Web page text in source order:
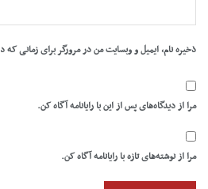
ذخیره نام، ایمیل و وبسایت من در مرورگر برای زمانی که
مرا از دیدگاه‌های پس از این با رایانامه آگاه کن.
مرا از نوشته‌های تازه با رایانامه آگاه کن.